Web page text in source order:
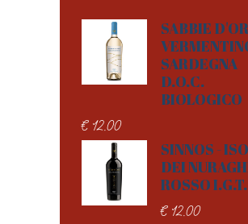
SABBIE
SARDEGNA
D.O.C.
BIOLOGICO
€ 12.00
SINNOS -
DEI
ROSSO I.G.T.
€ 12.00